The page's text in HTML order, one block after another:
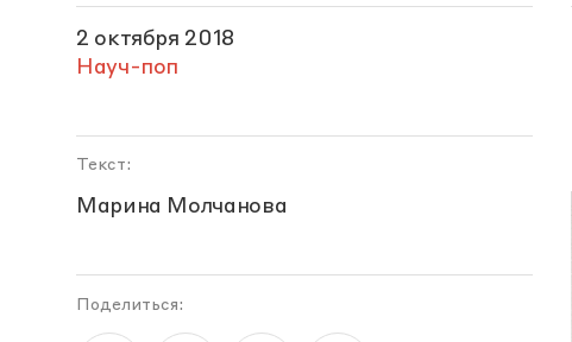
2 октября 2018
Науч-поп
Текст:
Марина Молчанова
Поделиться: